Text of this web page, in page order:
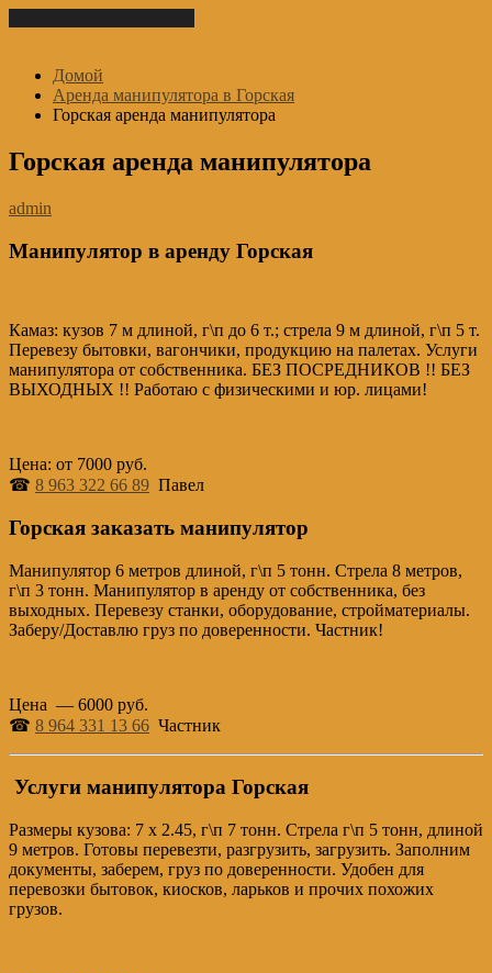
Домой
Аренда манипулятора в Горская
Горская аренда манипулятора
Горская аренда манипулятора
admin
Манипулятор в аренду Горская
Камаз: кузов 7 м длиной, г\п до 6 т.; стрела 9 м длиной, г\п 5 т.
Перевезу бытовки, вагончики, продукцию на палетах. Услуги
манипулятора от собственника. БЕЗ ПОСРЕДНИКОВ !! БЕЗ
ВЫХОДНЫХ !! Работаю с физическими и юр. лицами!
Цена: от 7000 руб.
☎ 8 963 322 66 89 Павел
Горская заказать манипулятор
Манипулятор 6 метров длиной, г\п 5 тонн. Стрела 8 метров,
г\п 3 тонн. Манипулятор в аренду от собственника, без
выходных. Перевезу станки, оборудование, стройматериалы.
Заберу/Доставлю груз по доверенности. Частник!
Цена — 6000 руб.
☎ 8 964 331 13 66 Частник
Услуги манипулятора Горская
Размеры кузова: 7 х 2.45, г\п 7 тонн. Стрела г\п 5 тонн, длиной
9 метров. Готовы перевезти, разгрузить, загрузить. Заполним
документы, заберем, груз по доверенности. Удобен для
перевозки бытовок, киосков, ларьков и прочих похожих
грузов.